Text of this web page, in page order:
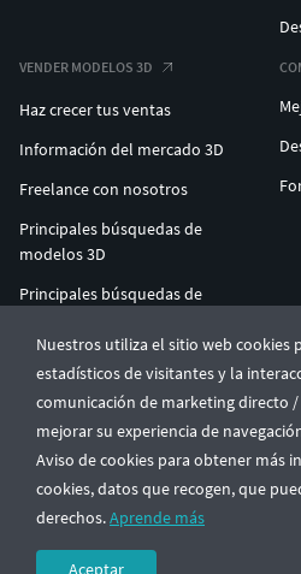
Nuestros utiliza el sitio web cookies
estadísticos de visitantes y la
comunicación de marketing directo
mejorar su experiencia de
Aviso de cookies para obtener más
cookies, datos que recogen, que
derechos.Aprende más
Aceptar
VENDER MODELOS 3D
Haz crecer tus ventas
Información del mercado 3D
Freelance con nosotros
Principales búsquedas de
modelos 3D
Principales búsquedas de
ENTERPRISE 3D AT SCALE
© CGTrader 2011-2026
UAB CGTrader, Antakalnio st. 17,
Términos y condicionesPolítica de